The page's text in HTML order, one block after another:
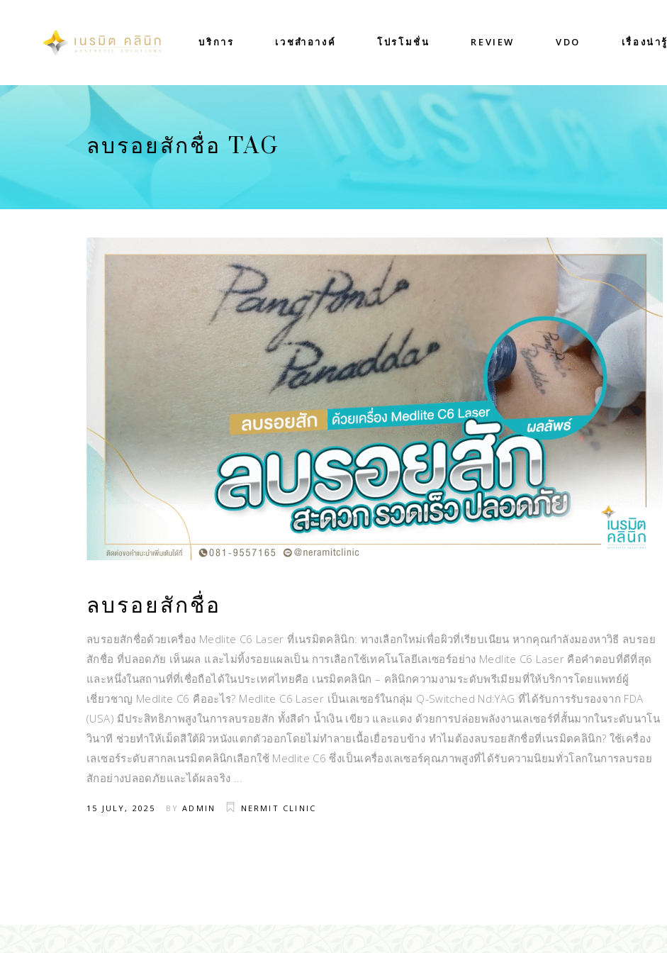
บริการ เวชสำอางค์ โปรโมชั่น REVIEW VDO เรื่องน่ารู้
ลบรอยสักชื่อ TAG
ลบรอยสักชื่อ
ลบรอยสักชื่อด้วยเครื่อง Medlite C6 Laser ที่เนรมิตคลินิก: ทางเลือกใหม่เพื่อผิวที่เรียบเนียน หากคุณกำลังมองหาวิธี ลบรอย
สักชื่อ ที่ปลอดภัย เห็นผล และไม่ทิ้งรอยแผลเป็น การเลือกใช้เทคโนโลยีเลเซอร์อย่าง Medlite C6 Laser คือคำตอบที่ดีที่สุด
และหนึ่งในสถานที่ที่เชื่อถือได้ในประเทศไทยคือ เนรมิตคลินิก – คลินิกความงามระดับพรีเมียมที่ให้บริการโดยแพทย์ผู้
เชี่ยวชาญ Medlite C6 คืออะไร? Medlite C6 Laser เป็นเลเซอร์ในกลุ่ม Q-Switched Nd:YAG ที่ได้รับการรับรองจาก FDA
(USA) มีประสิทธิภาพสูงในการลบรอยสัก ทั้งสีดำ น้ำเงิน เขียว และแดง ด้วยการปล่อยพลังงานเลเซอร์ที่สั้นมากในระดับนาโน
วินาที ช่วยทำให้เม็ดสีใต้ผิวหนังแตกตัวออกโดยไม่ทำลายเนื้อเยื่อรอบข้าง ทำไมต้องลบรอยสักชื่อที่เนรมิตคลินิก? ใช้เครื่อง
เลเซอร์ระดับสากลเนรมิตคลินิกเลือกใช้ Medlite C6 ซึ่งเป็นเครื่องเลเซอร์คุณภาพสูงที่ได้รับความนิยมทั่วโลกในการลบรอย
สักอย่างปลอดภัยและได้ผลจริง
15 JULY, 2025 BYADMIN NERMIT CLINIC